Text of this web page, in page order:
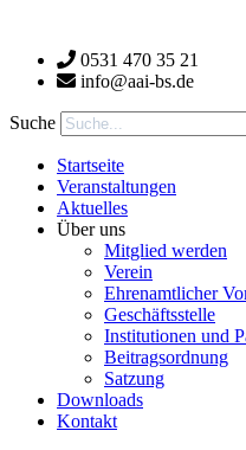
wechseln 0531 470 35 21
info@aai-bs.de
Suche
Startseite
Veranstaltungen
Aktuelles
Über uns
Mitglied werden
Verein
Ehrenamtlicher
Geschäftsstelle
Institutionen und
Beitragsordnung
Satzung
Downloads
Kontakt